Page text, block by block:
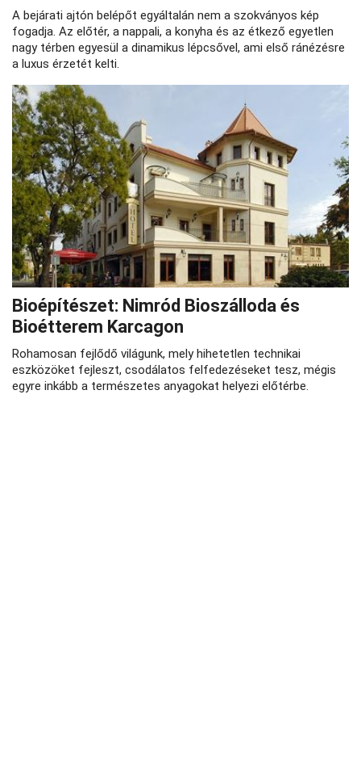
A bejárati ajtón belépőt egyáltalán nem a szokványos kép
fogadja. Az előtér, a nappali, a konyha és az étkező egyetlen
nagy térben egyesül a dinamikus lépcsővel, ami első ránézésre
a luxus érzetét kelti.
Bioépítészet: Nimród Bioszálloda és
Bioétterem Karcagon
Rohamosan fejlődő világunk, mely hihetetlen technikai
eszközöket fejleszt, csodálatos felfedezéseket tesz, mégis
egyre inkább a természetes anyagokat helyezi előtérbe.